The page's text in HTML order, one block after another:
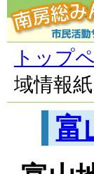
トップ
域情報
富